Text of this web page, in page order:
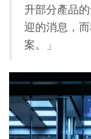
升部分產品
迎的消息，
案。」